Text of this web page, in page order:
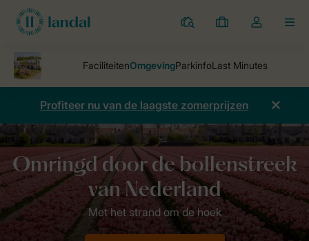
Parken
Mijn
Open
mijn
account
Profiteer nu van de laagste zomerprijzen
Duinresort Dunimar Omgeving